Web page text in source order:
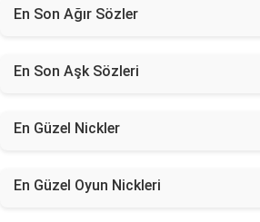
En Son Ağır Sözler
En Son Aşk Sözleri
En Güzel Nickler
En Güzel Oyun Nickleri